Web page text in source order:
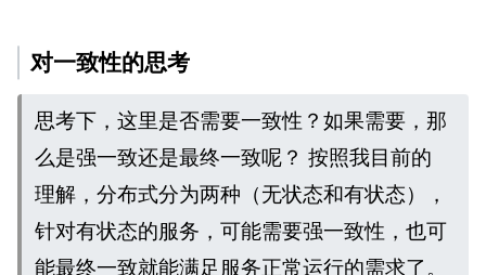
对一致性的思考
思考下，这里是否需要一致性？如果需要，那
么是强一致还是最终一致呢？ 按照我目前的
理解，分布式分为两种（无状态和有状态），
针对有状态的服务，可能需要强一致性，也可
能最终一致就能满足服务正常运行的需求了。